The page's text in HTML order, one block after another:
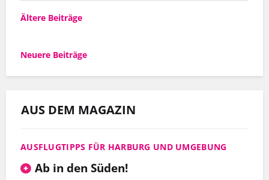
Beitragsnavigation
Ältere Beiträge
Neuere Beiträge
AUS DEM MAGAZIN
AUSFLUGTIPPS FÜR HARBURG UND UMGEBUNG
Ab in den Süden!